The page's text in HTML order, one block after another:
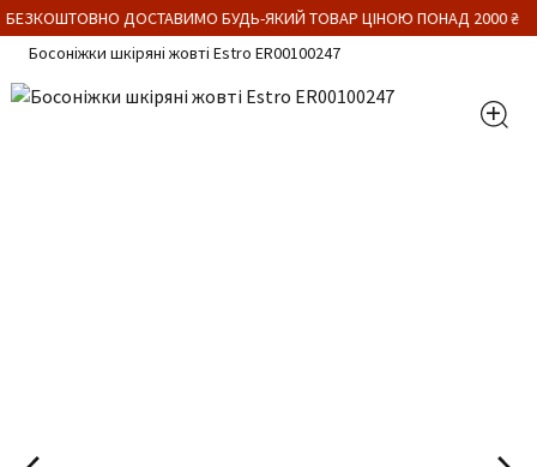
ДОСТАВИМО БУДЬ-ЯКИЙ ТОВАР ЦІНОЮ ПОНАД 2000 ₴
Босоніжки шкіряні жовті Estro ER00100247